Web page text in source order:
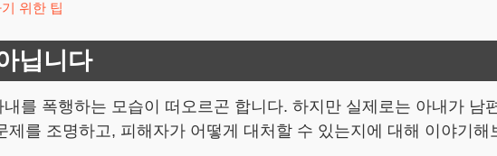
위한 팁
닙니다
내를 폭행하는 모습이 떠오르곤 합니다. 하지만 실제로는 아내가
제를 조명하고, 피해자가 어떻게 대처할 수 있는지에 대해 이야기해